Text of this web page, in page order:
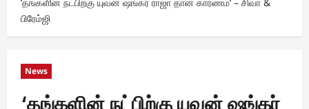
பிரேம்ஜி
News
‘தங்களின் நட்பிற்கு யுவன் ஷங்கர்